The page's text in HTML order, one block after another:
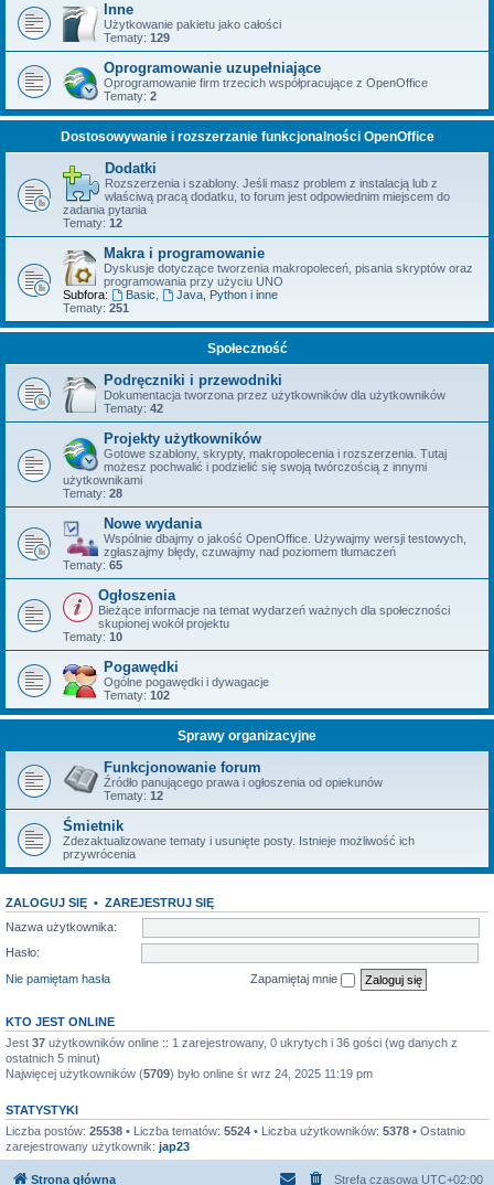
Inne
Użytkowanie pakietu jako całości
Tematy: 129
Oprogramowanie uzupełniające
Oprogramowanie firm trzecich współpracujące z OpenOffice
Tematy: 2
Dostosowywanie i rozszerzanie funkcjonalności OpenOffice
Dodatki
Rozszerzenia i szablony. Jeśli masz problem z instalacją lub z
właściwą pracą dodatku, to forum jest odpowiednim miejscem do
zadania pytania
Tematy: 12
Makra i programowanie
Dyskusje dotyczące tworzenia makropoleceń, pisania skryptów oraz
programowania przy użyciu UNO
Subfora:
Basic
Java, Python i inne
Tematy: 251
Społeczność
Podręczniki i przewodniki
Dokumentacja tworzona przez użytkowników dla użytkowników
Tematy: 42
Projekty użytkowników
Gotowe szablony, skrypty, makropolecenia i rozszerzenia. Tutaj
możesz pochwalić i podzielić się swoją twórczością z innymi
użytkownikami
Tematy: 28
Nowe wydania
Wspólnie dbajmy o jakość OpenOffice. Używajmy wersji testowych,
zgłaszajmy błędy, czuwajmy nad poziomem tłumaczeń
Tematy: 65
Ogłoszenia
Bieżące informacje na temat wydarzeń ważnych dla społeczności
skupionej wokół projektu
Tematy: 10
Pogawędki
Ogólne pogawędki i dywagacje
Tematy: 102
Sprawy organizacyjne
Funkcjonowanie forum
Źródło panującego prawa i ogłoszenia od opiekunów
Tematy: 12
Śmietnik
Zdezaktualizowane tematy i usunięte posty. Istnieje możliwość ich
przywrócenia
ZALOGUJ SIĘ • ZAREJESTRUJ SIĘ
Nazwa użytkownika:
Hasło:
Nie pamiętam hasła
Zapamiętaj mnie
KTO JEST ONLINE
Jest 37 użytkowników online :: 1 zarejestrowany, 0 ukrytych i 36 gości (wg danych z
ostatnich 5 minut)
Najwięcej użytkowników (5709) było online śr wrz 24, 2025 11:19 pm
STATYSTYKI
Liczba postów: 25538 • Liczba tematów: 5524 • Liczba użytkowników: 5378 • Ostatnio
zarejestrowany użytkownik: jap23
Strona główna Strefa czasowa UTC+02:00